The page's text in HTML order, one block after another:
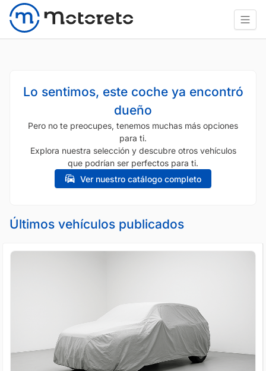
Lo sentimos, este coche ya encontró
dueño
Pero no te preocupes, tenemos muchas más opciones
para ti.
Explora nuestra selección y descubre otros vehículos
que podrían ser perfectos para ti.
Ver nuestro catálogo completo
Últimos vehículos publicados